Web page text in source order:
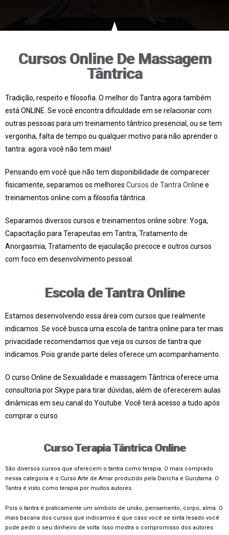
Cursos Online De Massagem
Tântrica
Tradição, respeito e filosofia. O melhor do Tantra agora também
está ONLINE. Se você encontra dificuldade em se relacionar com
outras pessoas para um treinamento tântrico presencial, ou se tem
vergonha, falta de tempo ou qualquer motivo para não aprender o
tantra: agora você não tem mais!
Pensando em você que não tem disponibilidade de comparecer
fisicamente, separamos os melhores Cursos de Tantra Online e
treinamentos online com a filosofia tântrica.
Separamos diversos cursos e treinamentos online sobre: Yoga,
Capacitação para Terapeutas em Tantra, Tratamento de
Anorgasmia, Tratamento de ejaculação precoce e outros cursos
com foco em desenvolvimento pessoal.
Escola de Tantra Online
Estamos desenvolvendo essa área com cursos que realmente
indicamos. Se você busca uma escola de tantra online para ter mais
privacidade recomendamos que veja os cursos de tantra que
indicamos. Pois grande parte deles oferece um acompanhamento.
O curso Online de Sexualidade e massagem Tântrica oferece uma
consultoria por Skype para tirar dúvidas, além de oferecerem aulas
dinâmicas em seu canal do Youtube. Você terá acesso a tudo após
comprar o curso.
Curso Terapia Tântrica Online
São diversos cursos que oferecem o tantra como terapia. O mais comprado
nessa categoria é o Curso Arte de Amar produzido pela Daricha e Gurutama. O
Tantra é visto como terapia por muitos autores.
Pois o tantra é praticamente um símbolo de união, pensamento, corpo, alma. O
mais bacana dos cursos que indicamos é que caso você se sinta lesado você
pode pedir o seu dinheiro de volta. Isso mostra o compromisso dos autores